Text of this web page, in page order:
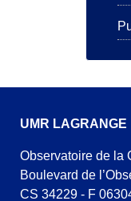
UMR LAGRANGE
Observatoire de la
Boulevard de
CS 34229 - F